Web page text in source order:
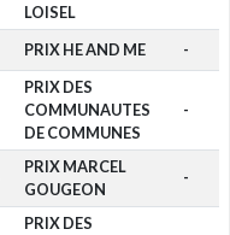
LOISEL
PRIX HE AND ME -
PRIX DES
COMMUNAUTES
DE COMMUNES
-
PRIX MARCEL
GOUGEON
-
PRIX DES